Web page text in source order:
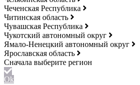
Чеченская Республика
Читинская область
Чувашская Республика
Чукотский автономный округ
Ямало-Ненецкий автономный округ
Ярославская область
Ok